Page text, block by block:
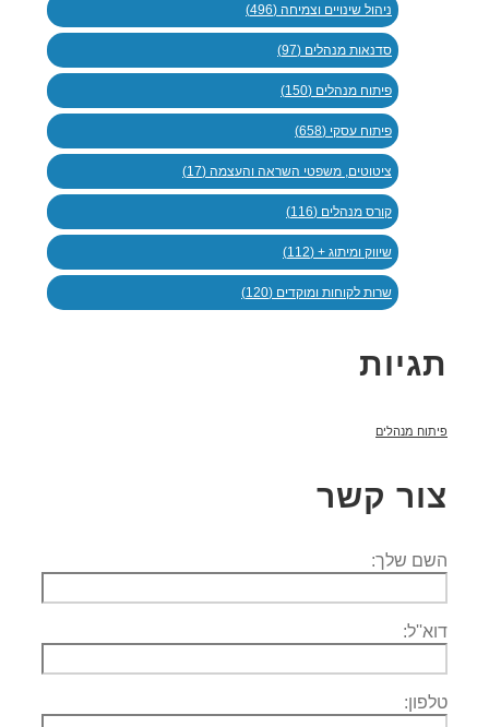
ניהול שינויים וצמיחה (496)
סדנאות מנהלים (97)
פיתוח מנהלים (150)
פיתוח עסקי (658)
ציטוטים, משפטי השראה והעצמה (17)
קורס מנהלים (116)
שיווק ומיתוג + (112)
שרות לקוחות ומוקדים (120)
תגיות
פיתוח מנהלים
צור קשר
השם שלך:
דוא''ל:
טלפון: